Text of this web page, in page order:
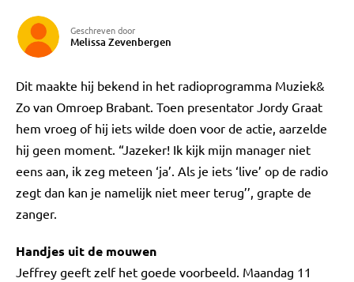
Geschreven door
Melissa Zevenbergen
Dit maakte hij bekend in het radioprogramma Muziek&
Zo van Omroep Brabant. Toen presentator Jordy Graat
hem vroeg of hij iets wilde doen voor de actie, aarzelde
hij geen moment. “Jazeker! Ik kijk mijn manager niet
eens aan, ik zeg meteen ‘ja’. Als je iets ‘live’ op de radio
zegt dan kan je namelijk niet meer terug’’, grapte de
zanger.
Handjes uit de mouwen
Jeffrey geeft zelf het goede voorbeeld. Maandag 11